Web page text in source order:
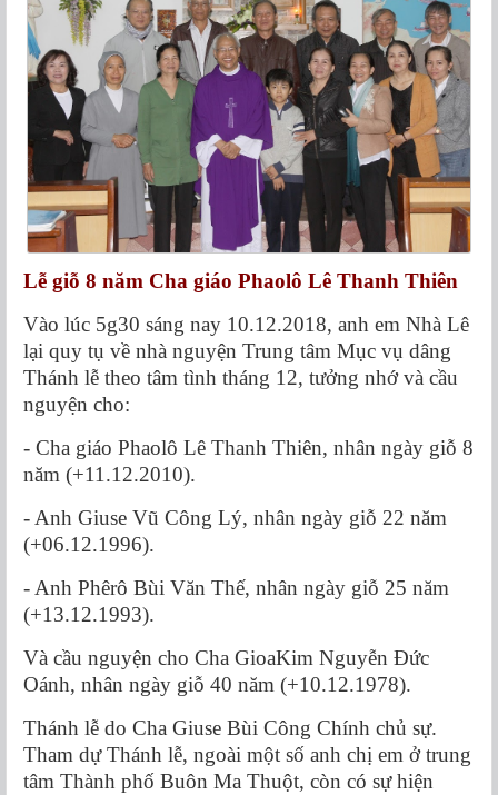
Lễ giỗ 8 năm Cha giáo Phaolô Lê Thanh Thiên
Vào lúc 5g30 sáng nay 10.12.2018, anh em Nhà Lê
lại quy tụ về nhà nguyện Trung tâm Mục vụ dâng
Thánh lễ theo tâm tình tháng 12, tưởng nhớ và cầu
nguyện cho:
- Cha giáo Phaolô Lê Thanh Thiên, nhân ngày giỗ 8
năm (+11.12.2010).
- Anh Giuse Vũ Công Lý, nhân ngày giỗ 22 năm
(+06.12.1996).
- Anh Phêrô Bùi Văn Thế, nhân ngày giỗ 25 năm
(+13.12.1993).
Và cầu nguyện cho Cha GioaKim Nguyễn Đức
Oánh, nhân ngày giỗ 40 năm (+10.12.1978).
Thánh lễ do Cha Giuse Bùi Công Chính chủ sự.
Tham dự Thánh lễ, ngoài một số anh chị em ở trung
tâm Thành phố Buôn Ma Thuột, còn có sự hiện